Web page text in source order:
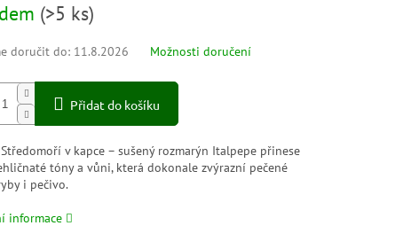
(>5 ks)
doručit do: 11.8.2026 Možnosti doručení
Přidat do košíku
v kapce – sušený rozmarýn Italpepe přinese
tóny a vůni, která dokonale zvýrazní pečené
i pečivo.
informace